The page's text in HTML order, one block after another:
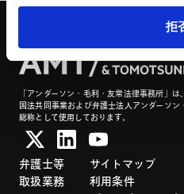
拒
「アンダーソン・毛利・友常法律事務所」
国法共同事業および弁護士法人アンダーソ
総称として使用しております。
弁護士等
取扱業務
サイトマップ
利用条件